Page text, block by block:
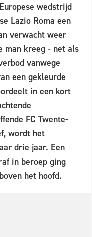
wedstrijd
Lazio Roma een
verwacht weer
man kreeg - net als
vanwege
een gekleurde
in een kort
FC Twente-
wordt het
drie jaar. Een
in beroep ging
het hoofd.